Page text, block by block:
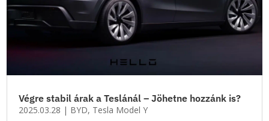
Végre stabil árak a Teslánál – Jöhetne hozzánk is?
2025.03.28 | BYD, Tesla Model Y